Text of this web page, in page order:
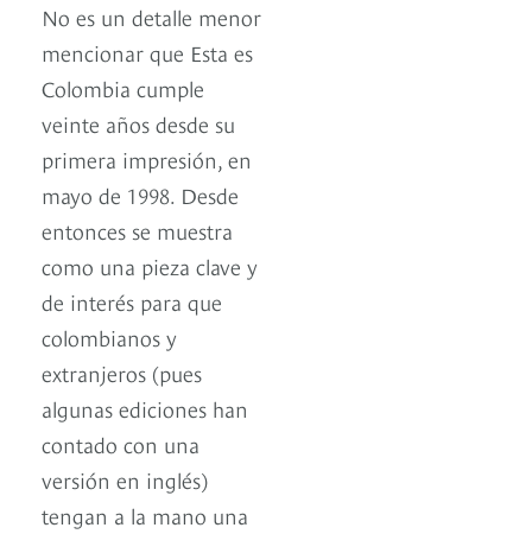
No es un detalle menor
mencionar que Esta es
Colombia cumple
veinte años desde su
primera impresión, en
mayo de 1998. Desde
entonces se muestra
como una pieza clave y
de interés para que
colombianos y
extranjeros (pues
algunas ediciones han
contado con una
versión en inglés)
tengan a la mano una